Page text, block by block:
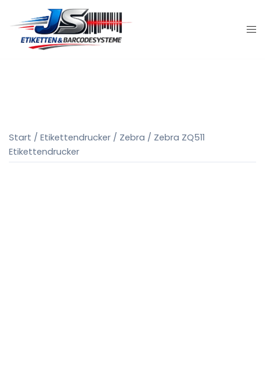
Inhalt
springen
Start / Etikettendrucker / Zebra / Zebra ZQ511
Etikettendrucker